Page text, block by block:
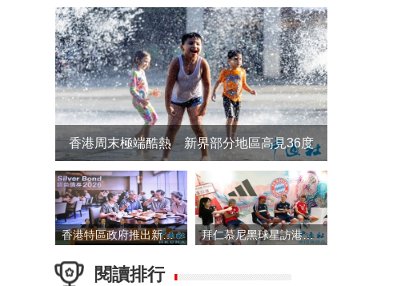
香港周末極端酷熱 新界部分地區高見36度
香港特區政府推出新一批銀色債券 每手1萬元保底息4.25厘 拜仁慕尼黑球星訪港 與球迷近距離互動
閱讀排行